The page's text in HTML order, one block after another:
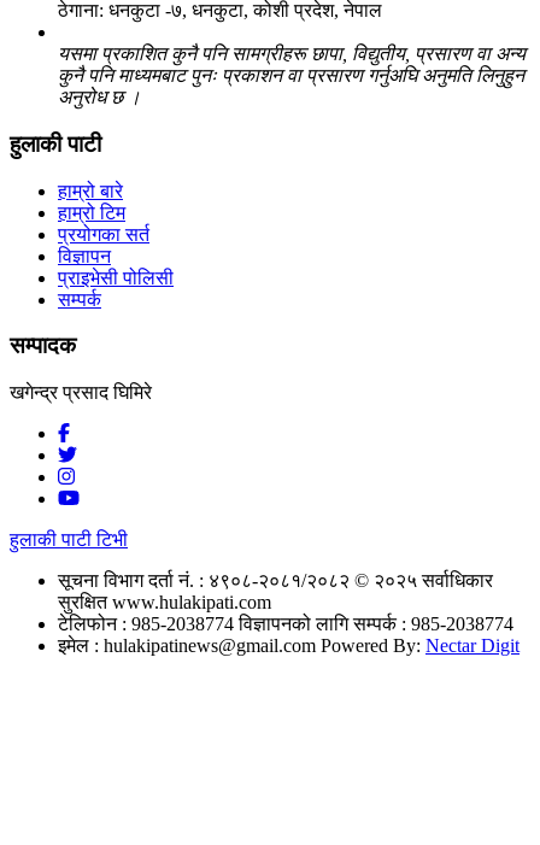
ठेगाना: धनकुटा -७, धनकुटा, कोशी प्रदेश, नेपाल
यसमा प्रकाशित कुनै पनि सामग्रीहरू छापा, विद्युतीय, प्रसारण वा अन्य
कुनै पनि माध्यमबाट पुनः प्रकाशन वा प्रसारण गर्नुअघि अनुमति लिनुहुन
अनुरोध छ ।
हुलाकी पाटी
हाम्रो बारे
हाम्रो टिम
प्रयोगका सर्त
विज्ञापन
प्राइभेसी पोलिसी
सम्पर्क
सम्पादक
खगेन्द्र प्रसाद घिमिरे
हुलाकी पाटी टिभी
सूचना विभाग दर्ता नं. : ४९०८-२०८१/२०८२ © २०२५ सर्वाधिकार
सुरक्षित www.hulakipati.com
टेलिफोन : 985-2038774विज्ञापनको लागि सम्पर्क : 985-2038774
इमेल : hulakipatinews@gmail.com Powered By: Nectar Digit